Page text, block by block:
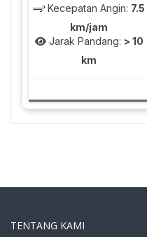
Kecepatan Angin: 7.5
km/jam
Jarak Pandang: > 10
km
TENTANG KAMI